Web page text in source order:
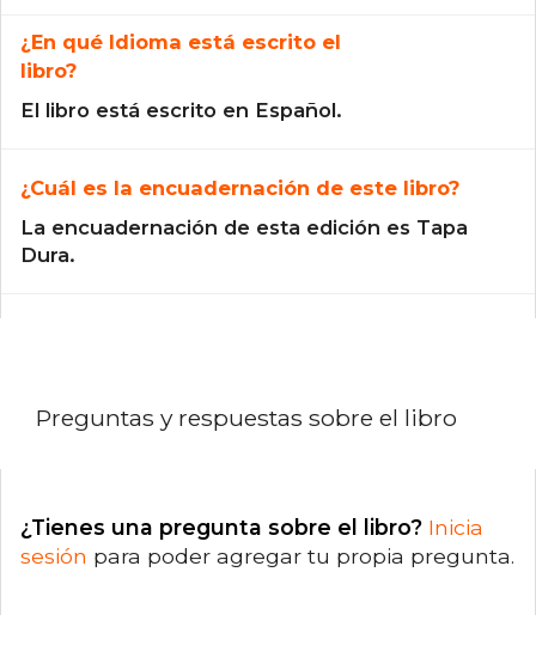
¿En qué Idioma está escrito el
libro?
El libro está escrito en Español.
¿Cuál es la encuadernación de este libro?
La encuadernación de esta edición es Tapa
Dura.
Preguntas y respuestas sobre el libro
¿Tienes una pregunta sobre el libro? Inicia
sesión para poder agregar tu propia pregunta.